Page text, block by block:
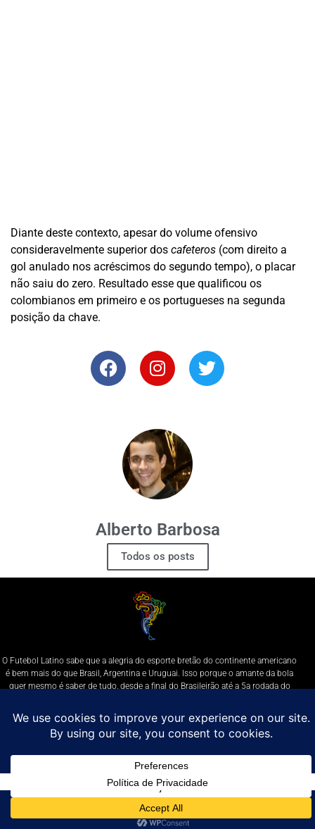
Diante deste contexto, apesar do volume ofensivo
consideravelmente superior dos cafeteros (com direito a
gol anulado nos acréscimos do segundo tempo), o placar
não saiu do zero. Resultado esse que qualificou os
colombianos em primeiro e os portugueses na segunda
posição da chave.
Alberto Barbosa
Todos os posts
O Futebol Latino sabe que a alegria do esporte bretão do continente americano
é bem mais do que Brasil, Argentina e Uruguai. Isso porque o amante da bola
quer mesmo é saber de tudo, desde a final do Brasileirão até a 5a rodada do
Entre em contato conosco:comercial@futebolatino.com.br
© Futebol Latino - Todos os Direitos Reservados - 2021
Política de Privacidade